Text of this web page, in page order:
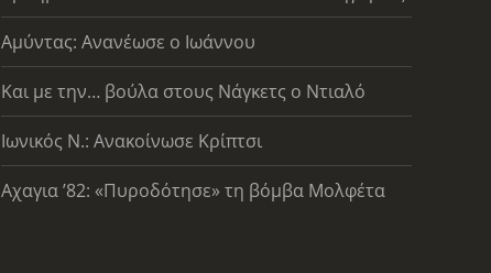
Αμύντας: Ανανέωσε ο Ιωάννου
Και με την… βούλα στους Νάγκετς ο Ντιαλό
Ιωνικός Ν.: Ανακοίνωσε Κρίπτσι
Αχαγια ’82: «Πυροδότησε» τη βόμβα Μολφέτα